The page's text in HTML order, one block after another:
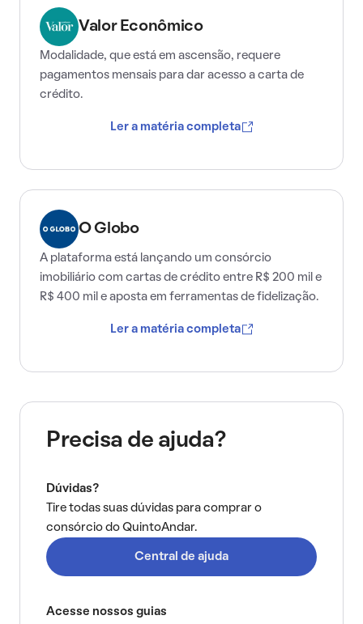
Valor Econômico
Modalidade, que está em ascensão, requere
pagamentos mensais para dar acesso a carta de
crédito.
Ler a matéria completa
O Globo
A plataforma está lançando um consórcio
imobiliário com cartas de crédito entre R$ 200 mil e
R$ 400 mil e aposta em ferramentas de fidelização.
Ler a matéria completa
Precisa de ajuda?
Dúvidas?
Tire todas suas dúvidas para comprar o
consórcio do QuintoAndar.
Central de ajuda
Acesse nossos guias